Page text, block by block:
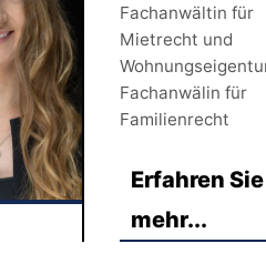
Fachanwältin für
Mietrecht und
Fachanwälin für
Familienrecht
Erfahren Sie
mehr...